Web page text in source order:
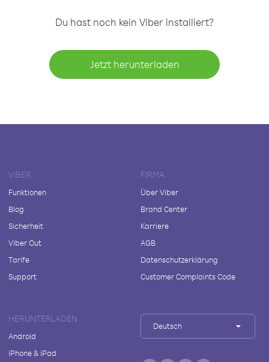
Du hast noch kein Viber installiert?
Jetzt herunterladen
VIBER
Funktionen
Blog
Sicherheit
Viber Out
Tarife
Support
FIRMA
Über Viber
Brand Center
Karriere
AGB
Datenschutzerklärung
Customer Complaints Code
HERUNTERLADEN
Android
iPhone & iPad
Deutsch